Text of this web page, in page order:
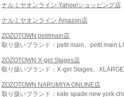
ナルミヤオンライン Yahoo!ショッピング店
ナルミヤオンライン Amazon店
ZOZOTOWN petitmain店
取り扱いブランド：petit main、petit main
ZOZOTOWN X-girl Stages店
取り扱いブランド：X-girl Stages、
ZOZOTOWN NARUMIYA ONLINE店
取り扱いブランド：kate spade new york